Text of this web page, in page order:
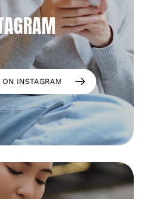
INSTAGRAM